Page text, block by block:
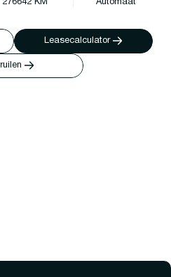
276642 KM Automaat
Leasecalculator